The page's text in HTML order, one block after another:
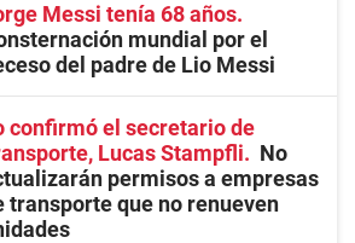
Messi tenía 68 años
mundial por el
del padre de Lio Messi
confirmó el secretario de
Lucas Stampfli
No
permisos a empresas
transporte que no renueven